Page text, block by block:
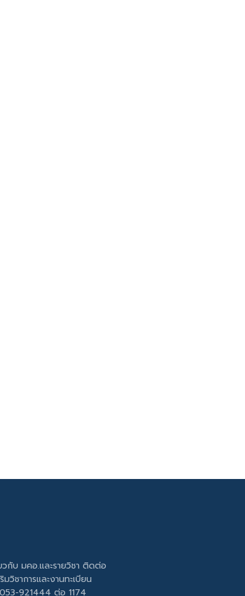
กับ มคอ.และรายวิชา ติดต่อ
วิชาการและงานทะเบียน
921444 ต่อ 1174